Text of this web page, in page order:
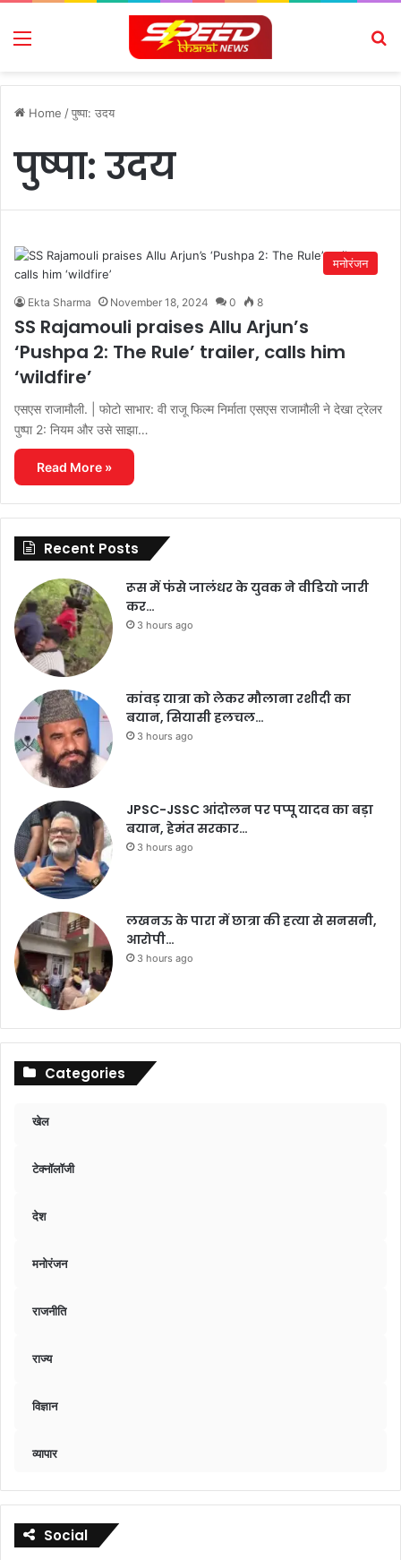
Menu
Home /पुष्पा: उदय
पुष्पा: उदय
मनोरंजन
Ekta Sharma November 18, 2024 0 8
SS Rajamouli praises Allu Arjun’s
‘Pushpa 2: The Rule’ trailer, calls him
‘wildfire’
एसएस राजामौली. | फोटो साभार: वी राजू फिल्म निर्माता एसएस राजामौली ने देखा ट्रेलर
पुष्पा 2: नियम और उसे साझा…
Read More »
Recent Posts
रूस में फंसे जालंधर के युवक ने वीडियो जारी
कर…
3 hours ago
कांवड़ यात्रा को लेकर मौलाना रशीदी का
बयान, सियासी हलचल…
3 hours ago
JPSC-JSSC आंदोलन पर पप्पू यादव का बड़ा
बयान, हेमंत सरकार…
3 hours ago
लखनऊ के पारा में छात्रा की हत्या से सनसनी,
आरोपी…
3 hours ago
Categories
खेल
टेक्नॉलॉजी
देश
मनोरंजन
राजनीति
राज्य
विज्ञान
व्यापार
Social